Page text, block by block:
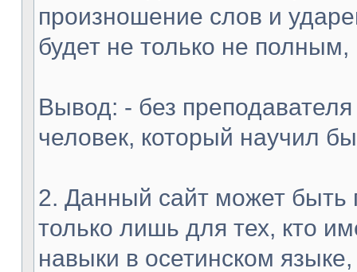
произношение слов и
будет не только не
Вывод: - без
человек, который научил
2. Данный сайт может быть
только лишь для тех, кто
навыки в осетинском